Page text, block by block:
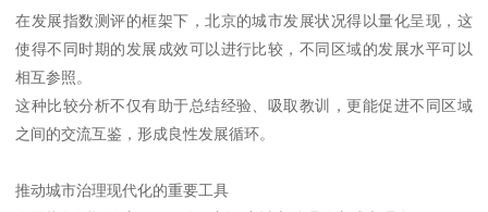
在发展指数测评的框架下，北京的城市发展状况得以量化呈现，这
使得不同时期的发展成效可以进行比较，不同区域的发展水平可以
相互参照。
这种比较分析不仅有助于总结经验、吸取教训，更能促进不同区域
之间的交流互鉴，形成良性发展循环。
推动城市治理现代化的重要工具